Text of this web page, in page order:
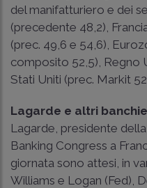
del manifatturiero e dei
(precedente 48,2),
(prec. 49,6 e 54,6),
composito 52,5), Regno
Stati Uniti (prec. Markit
Lagarde e altri
Lagarde, presidente
Banking Congress a
giornata sono attesi, in
Williams e Logan (Fed),